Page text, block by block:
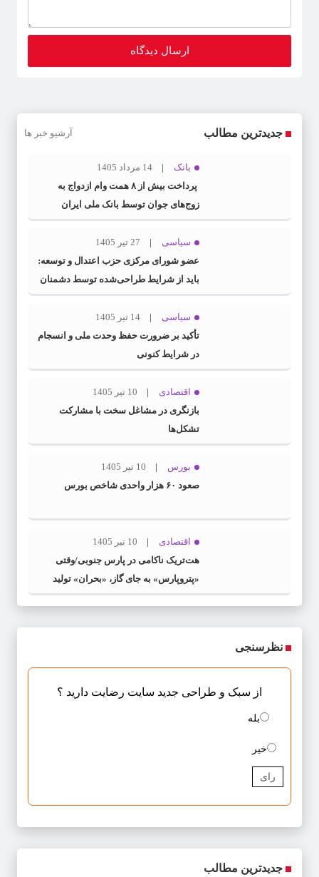
جدیدترین مطالب آرشیو خبر ها
بانک
14 مرداد 1405
پرداخت بیش از ۸ همت وام ازدواج به
زوج‌های جوان توسط بانک ملی ایران
سیاسی
27 تیر 1405
عضو شورای مرکزی حزب اعتدال و توسعه:
باید از شرایط طراحی‌شده توسط دشمنان
عبور کنیم
سیاسی
14 تیر 1405
تأکید بر ضرورت حفظ وحدت ملی و انسجام
در شرایط کنونی
اقتصادی
10 تیر 1405
بازنگری در مشاغل سخت با مشارکت
تشکل‌ها
بورس
10 تیر 1405
صعود ۶۰ هزار واحدی شاخص بورس
اقتصادی
10 تیر 1405
هت‌تریک ناکامی در پارس جنوبی/وقتی
«پتروپارس» به جای گاز، «بحران» تولید
می‌کند
نظرسنجی
از سبک و طراحی جدید سایت رضایت دارید ؟
بله
خیر
رای
جدیدترین مطالب